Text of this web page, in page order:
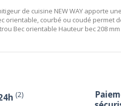
de cuisine NEW WAY apporte
orientable, courbé ou coudé permet
Bec orientable Hauteur bec 208
(2)